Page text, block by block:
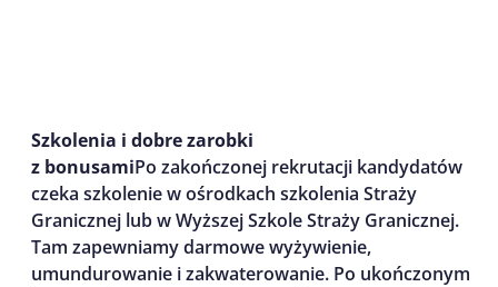
Szkolenia i dobre zarobki
z bonusamiPo zakończonej rekrutacji kandydatów
czeka szkolenie w ośrodkach szkolenia Straży
Granicznej lub w Wyższej Szkole Straży Granicznej.
Tam zapewniamy darmowe wyżywienie,
umundurowanie i zakwaterowanie. Po ukończonym